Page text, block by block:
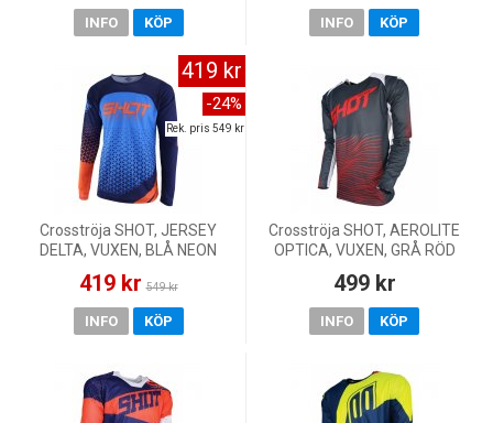
INFO KÖP INFO KÖP
Crosströja SHOT, JERSEY
DELTA, VUXEN, BLÅ NEON
419 kr 549 kr
419 kr
-24%
Rek. pris 549 kr
INFO KÖP
Crosströja SHOT, AEROLITE
OPTICA, VUXEN, GRÅ RÖD
499 kr
INFO KÖP